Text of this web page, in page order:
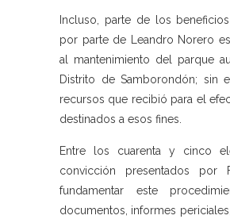
Incluso, parte de los
por parte de Leandro Norero
al mantenimiento del parque
Distrito de Samborondón; sin
recursos que recibió para el
destinados a esos fines.
Entre los cuarenta y cinco
convicción presentados por
fundamentar este
documentos, informes